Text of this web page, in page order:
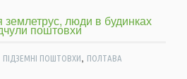
ПІДЗЕМНІ ПОШТОВХИ, ПОЛТАВА